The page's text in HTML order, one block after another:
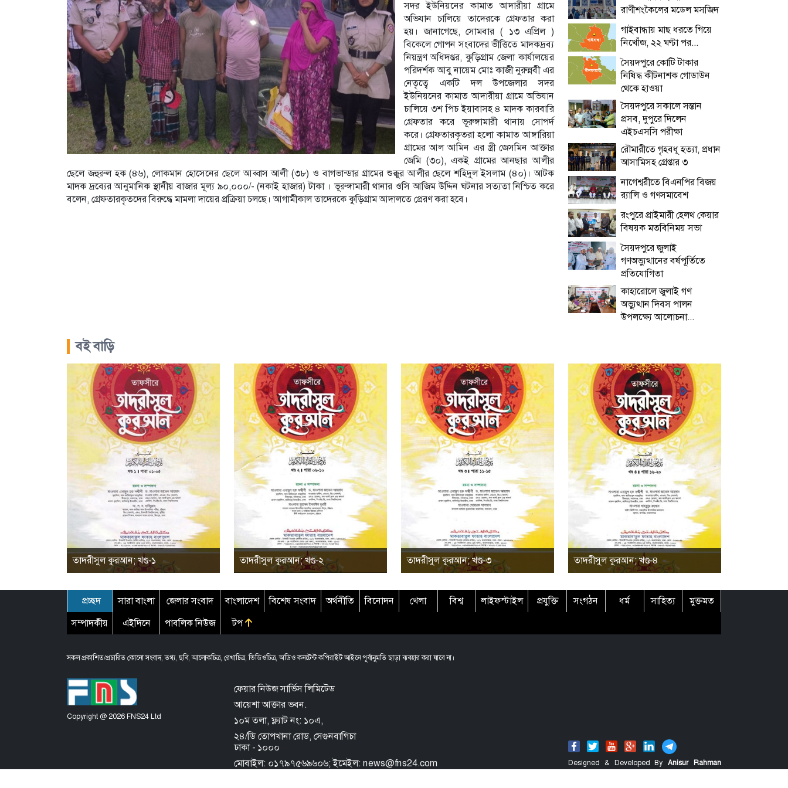
সদর ইউনিয়নের কামাত আদারীয়া গ্রামে
অভিযান চালিয়ে তাদেরকে গ্রেফতার করা
হয়। জানাগেছে, সোমবার ( ১৩ এপ্রিল )
বিকেলে গোপন সংবাদের ভীত্তিতে মাদকদ্রব্য
নিয়ন্ত্রণ অধিদপ্তর, কুড়িগ্রাম জেলা কার্যালয়ের
পরিদর্শক আবু নায়েম মোঃ কাজী নুরুন্নবী এর
নেতৃত্বে একটি দল উপজেলার সদর
ইউনিয়নের কামাত আদারীয়া গ্রামে অভিযান
চালিয়ে ৩শ পিচ ইয়াবাসহ ৪ মাদক কারবারি
গ্রেফতার করে ভূরুঙ্গামারী থানায় সোপর্দ
করে। গ্রেফতারকৃতরা হলো কামাত আঙ্গারিয়া
গ্রামের আল আমিন এর স্ত্রী জেসমিন আক্তার
জেমি (৩০), একই গ্রামের আনছার আলীর
ছেলে জহুরুল হক (৪৬), লোকমান হোসেনের ছেলে আব্বাস আলী (৩৮) ও বাগভান্ডার গ্রামের শুক্কুর আলীর ছেলে শহিদুল ইসলাম (৪০)। আটক
মাদক দ্রব‍্যের আনুমানিক স্থানীয় বাজার মূল্য ৯০,০০০/- (নকাই হাজার) টাকা । ভূরুঙ্গামারী থানার ওসি আজিম উদ্দিন ঘটনার সত‍্যতা নিশ্চিত করে
বলেন, গ্রেফতারকৃতদের বিরুদ্ধে মামলা দায়ের প্রক্রিয়া চলছে। আগামীকাল তাদেরকে কুড়িগ্রাম আদালতে প্রেরণ করা হবে।
রাণীশংকৈলের মডেল মসজিদ
গাইবান্ধায় মাছ ধরতে গিয়ে
নিখোঁজ, ২২ ঘণ্টা পর...
সৈয়দপুরে কোটি টাকার
নিষিদ্ধ কীটনাশক গোডাউন
থেকে হাওয়া
সৈয়দপুরে সকালে সন্তান
প্রসব, দুপুরে দিলেন
এইচএসসি পরীক্ষা
রৌমারীতে গৃহবধূ হত্যা, প্রধান
আসামিসহ গ্রেপ্তার ৩
নাগেশ্বরীতে বিএনপির বিজয়
র‌্যালি ও গণসমাবেশ
রংপুরে প্রাইমারী হেলথ কেয়ার
বিষয়ক মতবিনিময় সভা
সৈয়দপুরে জুলাই
গণঅভ্যুত্থানের বর্ষপূর্তিতে
প্রতিযোগিতা
কাহারোলে জুলাই গণ
অভ্যুত্থান দিবস পালন
উপলক্ষ্যে আলোচনা...
বই বাড়ি
তাদরীসুল কুরআন; খণ্ড-১ তাদরীসুল কুরআন; খণ্ড-২ তাদরীসুল কুরআন; খণ্ড-৩ তাদরীসুল কুরআন; খণ্ড-৪
প্রচ্ছদ সারা বাংলা জেলার সংবাদ বাংলাদেশ বিশেষ সংবাদ অর্থনীতি বিনোদন খেলা বিশ্ব লাইফস্টাইল প্রযুক্তি সংগঠন ধর্ম সাহিত্য
মুক্তমত
সম্পাদকীয়
এইদিনে পাবলিক নিউজ টপ
সকল প্রকাশিত/প্রচারিত কোনো সংবাদ, তথ্য, ছবি, আলোকচিত্র, রেখাচিত্র, ভিডিওচিত্র, অডিও কনটেন্ট কপিরাইট আইনে পূর্বানুমতি ছাড়া ব্যবহার করা যাবে না।
Copyright @ 2026 FNS24 Ltd
ফেয়ার নিউজ সার্ভিস লিমিটেড
আয়েশা আক্তার ভবন.
১০ম তলা, ফ্ল্যাট নং: ১০এ,
২৪/ডি তোপখানা রোড, সেগুনবাগিচা
ঢাকা - ১০০০
মোবাইল: ০১৭৯৭৫৬৯৬০৬; ইমেইল: news@fns24.com
Designed & Developed ByAnisur Rahman